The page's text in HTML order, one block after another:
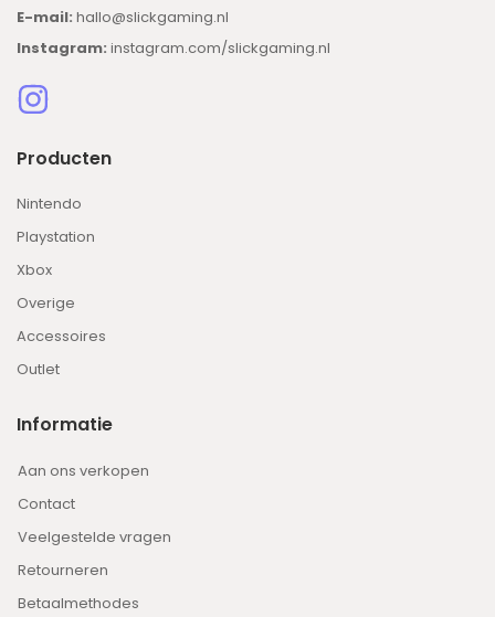
E-mail: hallo@slickgaming.nl
Instagram: instagram.com/slickgaming.nl
Producten
Nintendo
Playstation
Xbox
Overige
Accessoires
Outlet
Informatie
Aan ons verkopen
Contact
Veelgestelde vragen
Retourneren
Betaalmethodes